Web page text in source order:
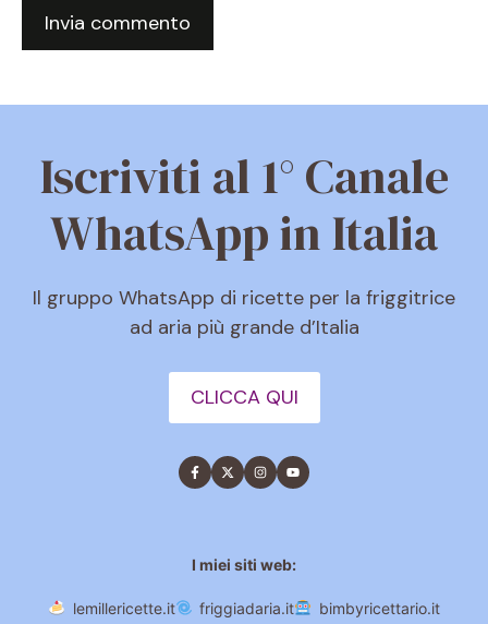
Iscriviti al 1° Canale
WhatsApp in Italia
Il gruppo WhatsApp di ricette per la friggitrice
ad aria più grande d’Italia
CLICCA QUI
I miei siti web:
lemillericette.it friggiadaria.it bimbyricettario.it